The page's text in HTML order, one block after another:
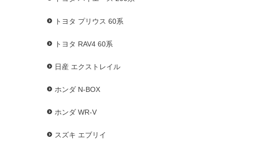
トヨタ プリウス 60系
トヨタ RAV4 60系
日産 エクストレイル
ホンダ N-BOX
ホンダ WR-V
スズキ エブリイ